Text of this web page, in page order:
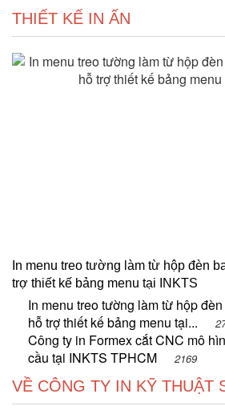
THIẾT KẾ IN ẤN
In menu treo tường làm từ hộp đèn
trợ thiết kế bảng menu tại INKTS
In menu treo tường làm từ hộp
hỗ trợ thiết kế bảng menu tại...
Công ty in Formex cắt CNC mô
cầu tại INKTS TPHCM
2169
VỀ CÔNG TY IN KỸ THUẬT